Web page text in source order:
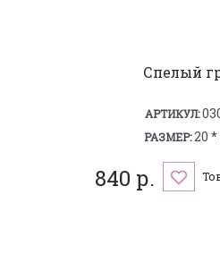
Спелый
АРТИКУЛ:
РАЗМЕР:20 *
840 р.